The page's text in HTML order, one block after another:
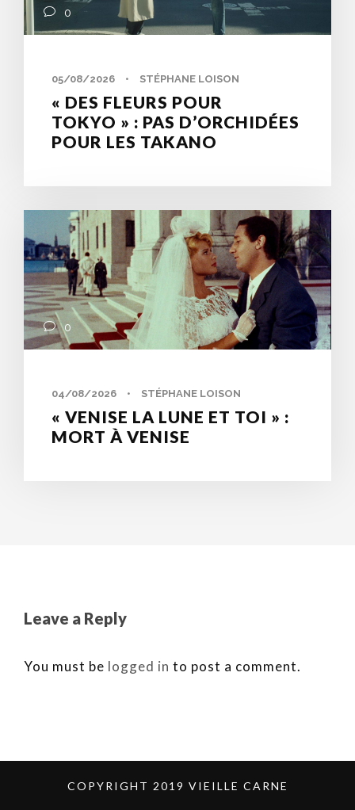
0
05/08/2026 • STÉPHANE LOISON
« DES FLEURS POUR
TOKYO » : PAS D’ORCHIDÉES
POUR LES TAKANO
0
04/08/2026 • STÉPHANE LOISON
« VENISE LA LUNE ET TOI » :
MORT À VENISE
Leave a Reply
You must be logged in to post a comment.
COPYRIGHT 2019 VIEILLE CARNE